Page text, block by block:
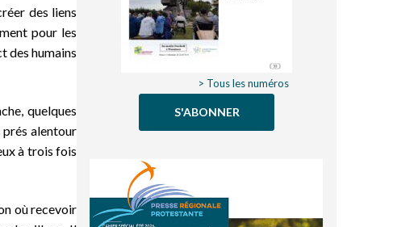
des liens
pour les
des humains
quelques
prés alentour
à trois fois
où recevoir
> Tous les numéros
S'ABONNER